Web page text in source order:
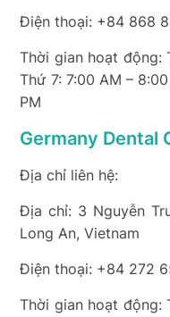
Điện thoại: +84 868
Thời gian hoạt động:
Thứ 7: 7:00 AM –
PM
Germany Dental
Địa chỉ liên hệ:
Địa chỉ: 3 Nguyễn
Long An, Vietnam
Điện thoại: +84 272
Thời gian hoạt động: